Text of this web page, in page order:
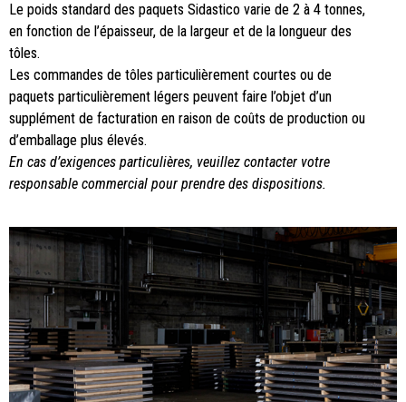
Le poids standard des paquets Sidastico varie de 2 à 4 tonnes,
en fonction de l’épaisseur, de la largeur et de la longueur des
tôles.
Les commandes de tôles particulièrement courtes ou de
paquets particulièrement légers peuvent faire l’objet d’un
supplément de facturation en raison de coûts de production ou
d’emballage plus élevés.
En cas d’exigences particulières, veuillez contacter votre
responsable commercial pour prendre des dispositions.